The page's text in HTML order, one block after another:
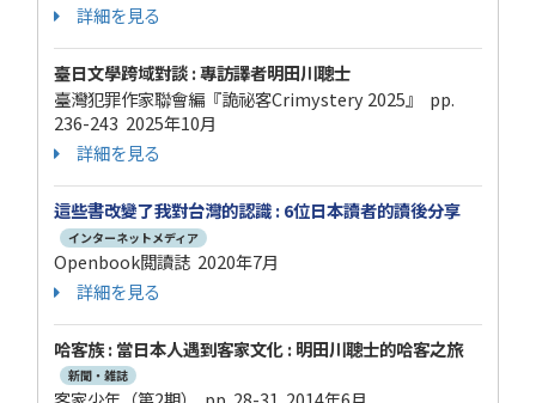
詳細を見る
臺日文學跨域對談 : 專訪譯者明田川聰士
臺灣犯罪作家聯會編『詭祕客Crimystery 2025』 pp.
236-243 2025年10月
詳細を見る
這些書改變了我對台灣的認識 : 6位日本讀者的讀後分享
インターネットメディア
Openbook閲讀誌 2020年7月
詳細を見る
哈客族 : 當日本人遇到客家文化 : 明田川聰士的哈客之旅
新聞・雑誌